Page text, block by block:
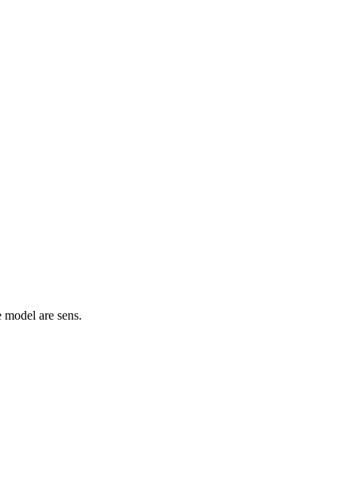
are sens.